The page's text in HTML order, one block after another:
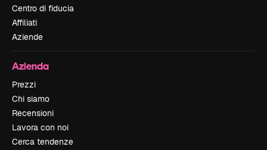
Centro di fiducia
Affiliati
Aziende
Azienda
Prezzi
Chi siamo
Recensioni
Lavora con noi
Cerca tendenze